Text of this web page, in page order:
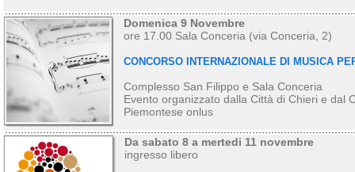
Domenica 9 Novembre
ore 17.00 Sala Conceria (via Conceria, 2)
CONCORSO INTERNAZIONALE DI MUSICA
Complesso San Filippo e Sala Conceria
Evento organizzato dalla Città di Chieri e dal
Piemontese onlus
Da sabato 8 a mertedi 11 novembre
ingresso libero